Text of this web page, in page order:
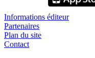
Informations éditeur
Partenaires
Plan du site
Contact